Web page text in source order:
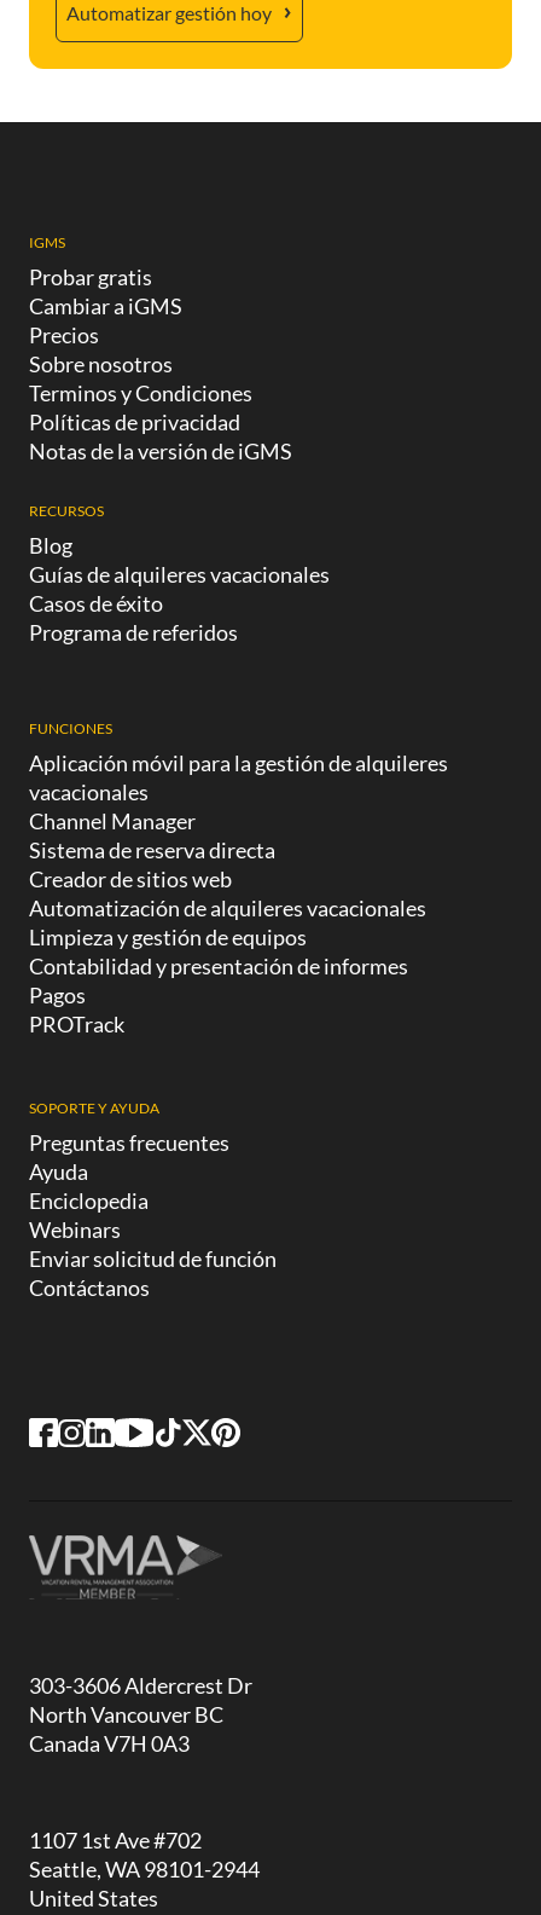
Automatizar gestión hoy
IGMS
Probar gratis
Cambiar a iGMS
Precios
Sobre nosotros
Terminos y Condiciones
Políticas de privacidad
Notas de la versión de iGMS
RECURSOS
Blog
Guías de alquileres vacacionales
Casos de éxito
Programa de referidos
FUNCIONES
Aplicación móvil para la gestión de alquileres
vacacionales
Channel Manager
Sistema de reserva directa
Creador de sitios web
Automatización de alquileres vacacionales
Limpieza y gestión de equipos
Contabilidad y presentación de informes
Pagos
PROTrack
SOPORTE Y AYUDA
Preguntas frecuentes
Ayuda
Enciclopedia
Webinars
Enviar solicitud de función
Contáctanos
303-3606 Aldercrest Dr
North Vancouver BC
Canada V7H 0A3
1107 1st Ave #702
Seattle, WA 98101-2944
United States